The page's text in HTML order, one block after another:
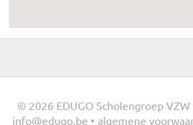
© 2026 EDUGO Scholengroep VZW
info@edugo.be • algemene